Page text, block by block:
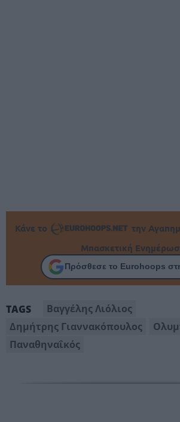
Κάνε το
την
Μπασκετική
Πρόσθεσε το Eurohoops
TAGS
Βαγγέλης Λιόλιος
Δημήτρης Γιαννακόπουλος
Παναθηναΐκός